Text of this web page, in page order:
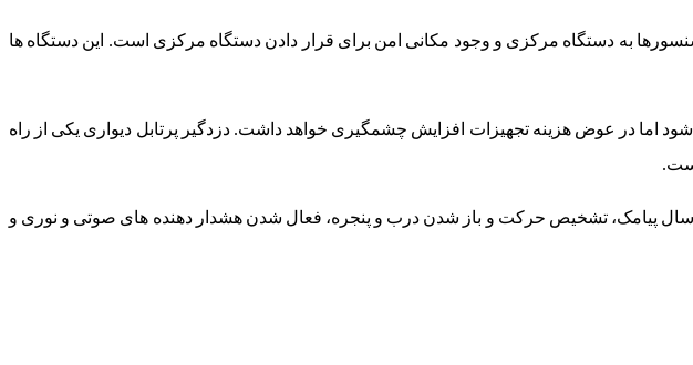
به دستگاه مرکزی و وجود مکانی امن برای قرار دادن دستگاه مرکزی است. این دستگاه ها
در عوض هزینه تجهیزات افزایش چشمگیری خواهد داشت. دزدگیر پرتابل دیواری یکی از راه
پیامک، تشخیص حرکت و باز شدن درب و پنجره، فعال شدن هشدار دهنده های صوتی و نوری و